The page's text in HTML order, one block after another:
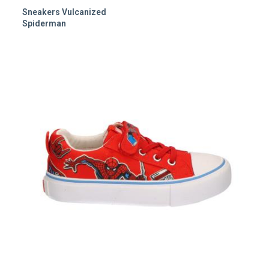
Sneakers Vulcanized
Spiderman